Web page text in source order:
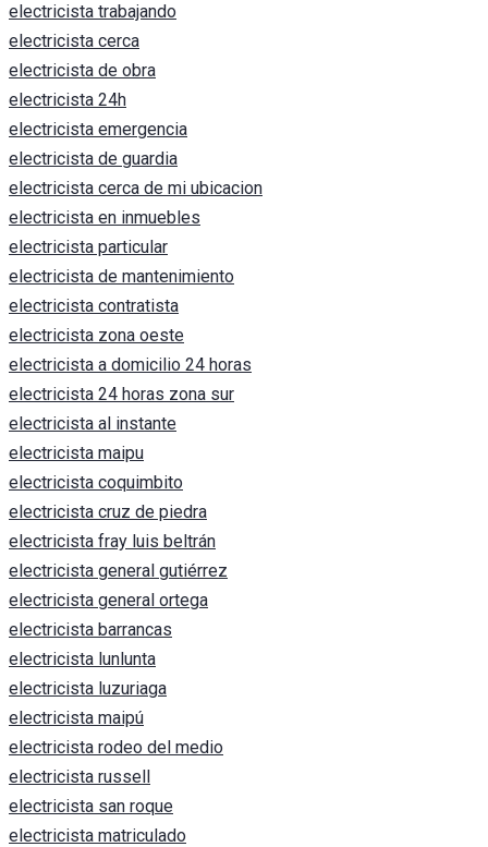
electricista trabajando
electricista cerca
electricista de obra
electricista 24h
electricista emergencia
electricista de guardia
electricista cerca de mi ubicacion
electricista en inmuebles
electricista particular
electricista de mantenimiento
electricista contratista
electricista zona oeste
electricista a domicilio 24 horas
electricista 24 horas zona sur
electricista al instante
electricista maipu
electricista coquimbito
electricista cruz de piedra
electricista fray luis beltrán
electricista general gutiérrez
electricista general ortega
electricista barrancas
electricista lunlunta
electricista luzuriaga
electricista maipú
electricista rodeo del medio
electricista russell
electricista san roque
electricista matriculado